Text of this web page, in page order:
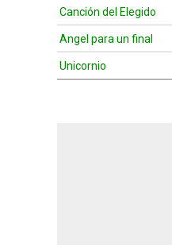
Canción del Elegido
Angel para un final
Unicornio